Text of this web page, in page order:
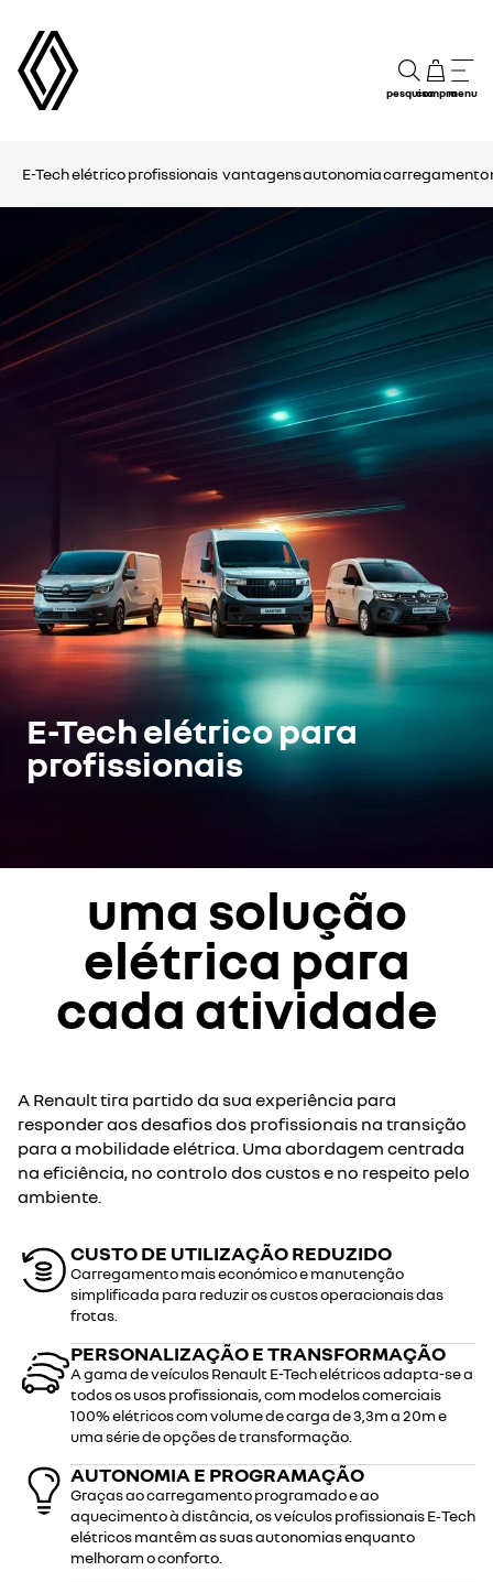
pesquisacompramenu
E-Tech elétrico profissionais vantagensautonomiacarregamento
E-Tech elétrico para
profissionais
uma solução
elétrica para
cada atividade
A Renault tira partido da sua experiência para
responder aos desafios dos profissionais na transição
para a mobilidade elétrica. Uma abordagem centrada
na eficiência, no controlo dos custos e no respeito pelo
ambiente.
CUSTO DE UTILIZAÇÃO REDUZIDO
Carregamento mais económico e manutenção
simplificada para reduzir os custos operacionais das
frotas.
PERSONALIZAÇÃO E TRANSFORMAÇÃO
A gama de veículos Renault E-Tech elétricos adapta-se a
todos os usos profissionais, com modelos comerciais
100% elétricos com volume de carga de 3,3m a 20m e
uma série de opções de transformação.
AUTONOMIA E PROGRAMAÇÃO
Graças ao carregamento programado e ao
aquecimento à distância, os veículos profissionais E‑Tech
elétricos mantêm as suas autonomias enquanto
melhoram o conforto.